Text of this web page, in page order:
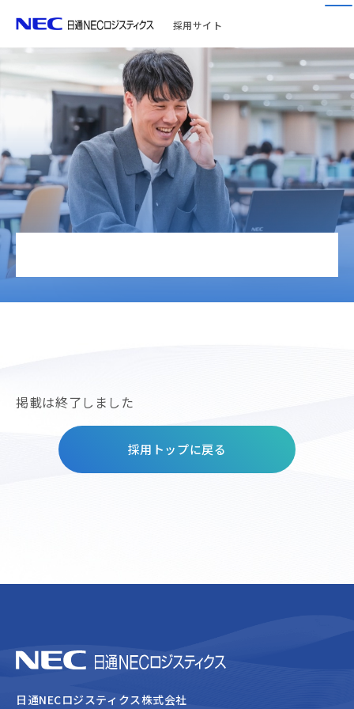
採用サイト
掲載は終了しました
採用トップに戻る
日通NECロジスティクス株式会社